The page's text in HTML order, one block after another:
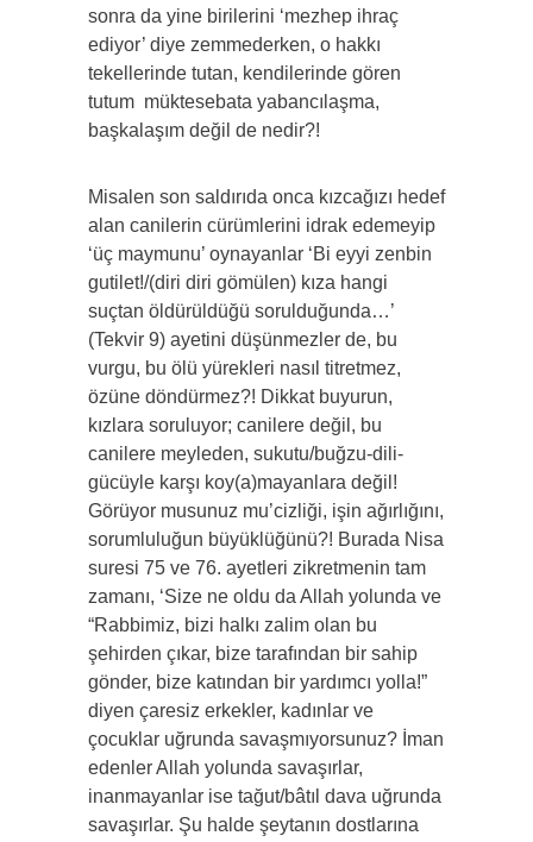
sonra da yine birilerini ‘mezhep ihraç
ediyor’ diye zemmederken, o hakkı
tekellerinde tutan, kendilerinde gören
tutum müktesebata yabancılaşma,
başkalaşım değil de nedir?!
Misalen son saldırıda onca kızcağızı hedef
alan canilerin cürümlerini idrak edemeyip
‘üç maymunu’ oynayanlar ‘Bi eyyi zenbin
gutilet!/(diri diri gömülen) kıza hangi
suçtan öldürüldüğü sorulduğunda…’
(Tekvir 9) ayetini düşünmezler de, bu
vurgu, bu ölü yürekleri nasıl titretmez,
özüne döndürmez?! Dikkat buyurun,
kızlara soruluyor; canilere değil, bu
canilere meyleden, sukutu/buğzu-dili-
gücüyle karşı koy(a)mayanlara değil!
Görüyor musunuz mu’cizliği, işin ağırlığını,
sorumluluğun büyüklüğünü?! Burada Nisa
suresi 75 ve 76. ayetleri zikretmenin tam
zamanı, ‘Size ne oldu da Allah yolunda ve
“Rabbimiz, bizi halkı zalim olan bu
şehirden çıkar, bize tarafından bir sahip
gönder, bize katından bir yardımcı yolla!”
diyen çaresiz erkekler, kadınlar ve
çocuklar uğrunda savaşmıyorsunuz? İman
edenler Allah yolunda savaşırlar,
inanmayanlar ise tağut/bâtıl dava uğrunda
savaşırlar. Şu halde şeytanın dostlarına